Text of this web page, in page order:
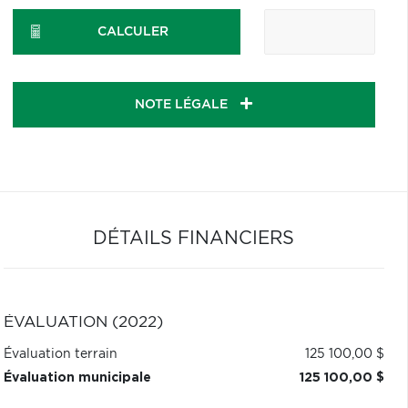
CALCULER
NOTE LÉGALE
DÉTAILS FINANCIERS
ÉVALUATION (2022)
Évaluation terrain
125 100,00 $
Évaluation municipale
125 100,00 $